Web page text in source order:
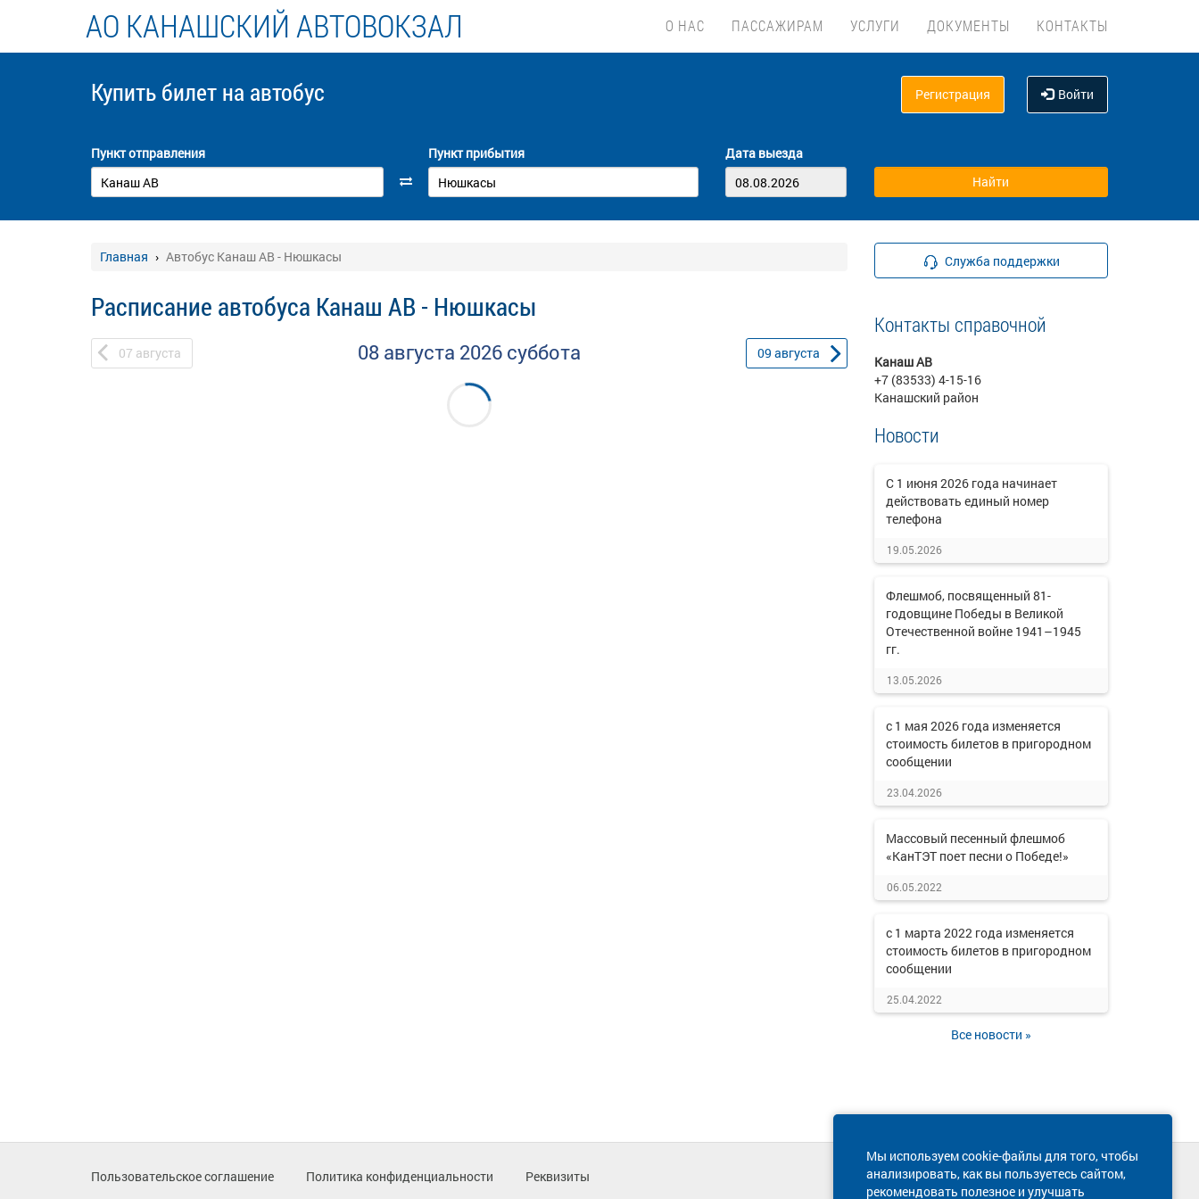
АО КАНАШСКИЙ АВТОВОКЗАЛ О НАС ПАССАЖИРАМ УСЛУГИ ДОКУМЕНТЫ КОНТАКТЫ
Купить билет на автобус Регистрация Войти
Пункт отправления Пункт прибытия Дата выезда
Главная Автобус Канаш АВ - Нюшкасы
Расписание автобуса Канаш АВ - Нюшкасы
07 августа 08 августа 2026 суббота 09 августа
Служба поддержки
Контакты справочной
Канаш АВ
+7 (83533) 4-15-16
Канашский район
Новости
C 1 июня 2026 года начинает
действовать единый номер
телефона
19.05.2026
Флешмоб, посвященный 81-
годовщине Победы в Великой
Отечественной войне 1941–1945
гг.
13.05.2026
с 1 мая 2026 года изменяется
стоимость билетов в пригородном
сообщении
23.04.2026
Массовый песенный флешмоб
«КанТЭТ поет песни о Победе!»
06.05.2022
с 1 марта 2022 года изменяется
стоимость билетов в пригородном
сообщении
25.04.2022
Все новости »
Мы используем cookie-файлы для того, чтобы
анализировать, как вы пользуетесь сайтом,
рекомендовать полезное и улучшать
Пользовательское соглашение Политика конфиденциальности
Реквизиты
Техническая поддержка сайта